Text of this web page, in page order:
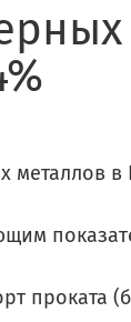
металлов в
проката